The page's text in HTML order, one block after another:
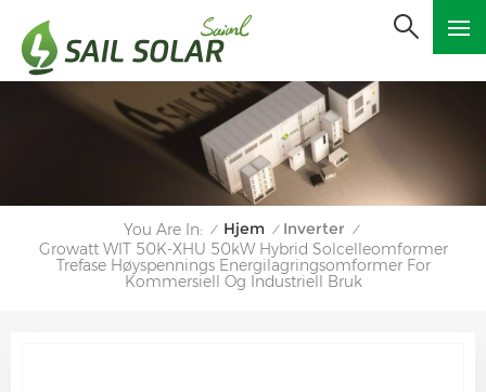
You Are In: / Hjem / Inverter /
Growatt WIT 50K-XHU 50kW Hybrid Solcelleomformer
Trefase Høyspennings Energilagringsomformer For
Kommersiell Og Industriell Bruk